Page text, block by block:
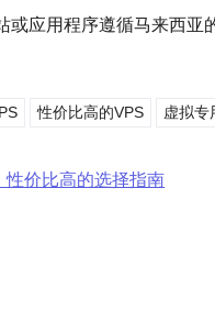
或应用程序遵循马来西亚
性价比高的VPS 虚拟专
价比高的选择指南